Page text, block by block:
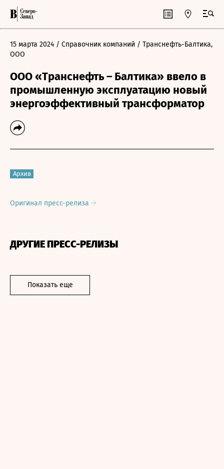
15 марта 2024 / Справочник компаний / Транснефть-Балтика,
ООО
ООО «Транснефть – Балтика» ввело в
промышленную эксплуатацию новый
энергоэффективный трансформатор
Архив
Оригинал пресс-релиза
ДРУГИЕ ПРЕСС-РЕЛИЗЫ
Показать еще